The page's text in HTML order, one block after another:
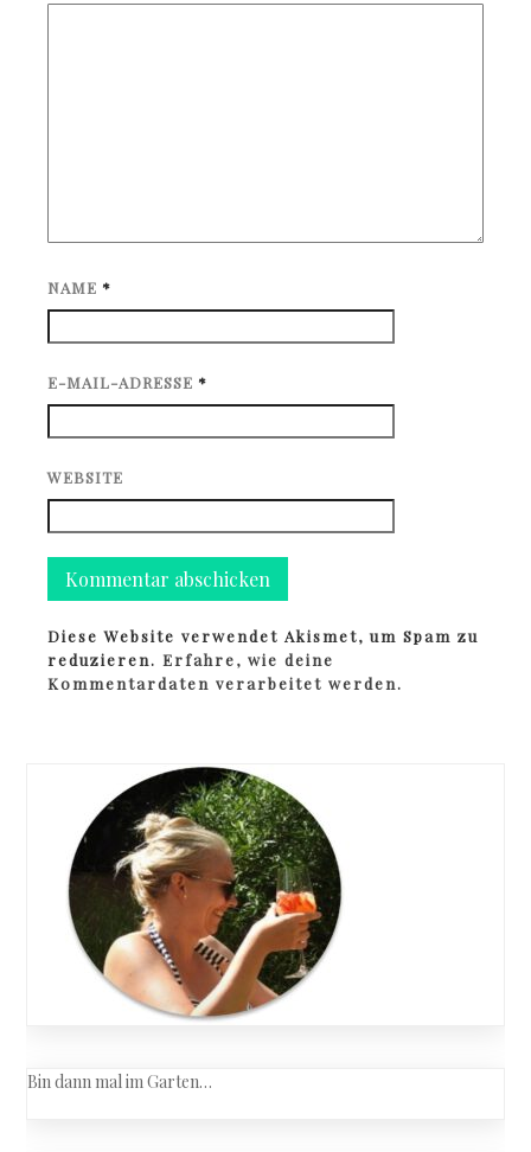
NAME *
E-MAIL-ADRESSE *
WEBSITE
Diese Website verwendet Akismet, um Spam zu
reduzieren.Erfahre, wie deine
Kommentardaten verarbeitet werden.
Bin dann mal im Garten…